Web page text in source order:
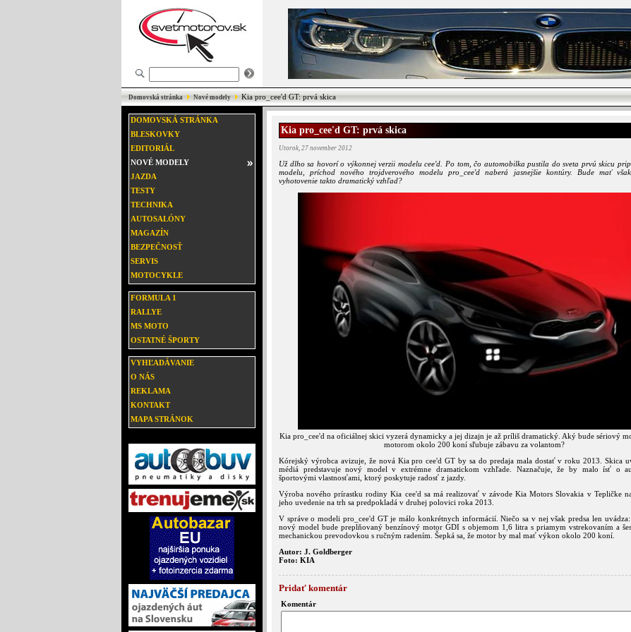
Domovská stránka Nové modely Kia pro_cee'd GT: prvá skica
DOMOVSKÁ STRÁNKA
BLESKOVKY
EDITORIÁL
NOVÉ MODELY
JAZDA
TESTY
TECHNIKA
AUTOSALÓNY
MAGAZÍN
BEZPEČNOSŤ
SERVIS
MOTOCYKLE
FORMULA 1
RALLYE
MS MOTO
OSTATNÉ ŠPORTY
VYHĽADÁVANIE
O NÁS
REKLAMA
KONTAKT
MAPA STRÁNOK
Kia pro_cee'd GT: prvá skica
Utorok, 27 november 2012
Už dlho sa hovorí o výkonnej verzii modelu cee'd. Po tom, čo automobilka pustila do sveta prvú skicu
modelu, príchod nového trojdverového modelu pro_cee'd naberá jasnejšie kontúry. Bude mať
vyhotovenie takto dramatický vzhľad?
Kia pro_cee'd na oficiálnej skici vyzerá dynamicky a jej dizajn je až príliš dramatický. Aký bude sériový
motorom okolo 200 koní sľubuje zábavu za volantom?
Kórejský výrobca avizuje, že nová Kia pro cee'd GT by sa do predaja mala dostať v roku 2013. Skica
médiá predstavuje nový model v extrémne dramatickom vzhľade. Naznačuje, že by malo ísť o
športovými vlastnosťami, ktorý poskytuje radosť z jazdy.
Výroba nového prírastku rodiny Kia cee'd sa má realizovať v závode Kia Motors Slovakia v Tepličke
jeho uvedenie na trh sa predpokladá v druhej polovici roka 2013.
V správe o modeli pro_cee'd GT je málo konkrétnych informácií. Niečo sa v nej však predsa len
nový model bude preplňovaný benzínový motor GDI s objemom 1,6 litra s priamym vstrekovaním a
mechanickou prevodovkou s ručným radením. Šepká sa, že motor by mal mať výkon okolo 200 koní.
Autor: J. Goldberger
Foto: KIA
Pridať komentár
Komentár